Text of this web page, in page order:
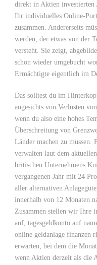
direkt in Aktien investierten
Ihr individuelles Online-
zusammen. Andererseits
werden, der etwas von der
versteht. Sie zeigt,
schon wieder umgebucht
Ermächtigte eigentlich im
Das solltest du im
angesichts von Verlusten
wenn du also eine hohes
Überschreitung von
Länder machen zu müssen.
verwalten laut dem
britischen Unternehmens
vergangenen Jahr mit 24
aller alternativen
innerhalb von 12 Monaten
Zusammen stellen wir Ihre
auf, tagesgeldkonto auf
online geldanlage finanzen
erwarten, bei dem die
wenn Aktien derzeit als die